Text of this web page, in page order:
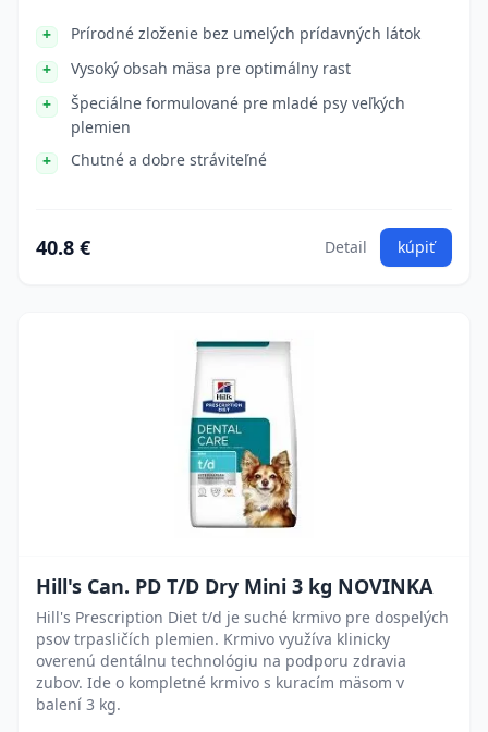
Prírodné zloženie bez umelých prídavných látok
Vysoký obsah mäsa pre optimálny rast
Špeciálne formulované pre mladé psy veľkých
plemien
Chutné a dobre stráviteľné
40.8 € Detail kúpiť
Hill's Can. PD T/D Dry Mini 3 kg NOVINKA
Hill's Prescription Diet t/d je suché krmivo pre dospelých
psov trpasličích plemien. Krmivo využíva klinicky
overenú dentálnu technológiu na podporu zdravia
zubov. Ide o kompletné krmivo s kuracím mäsom v
balení 3 kg.